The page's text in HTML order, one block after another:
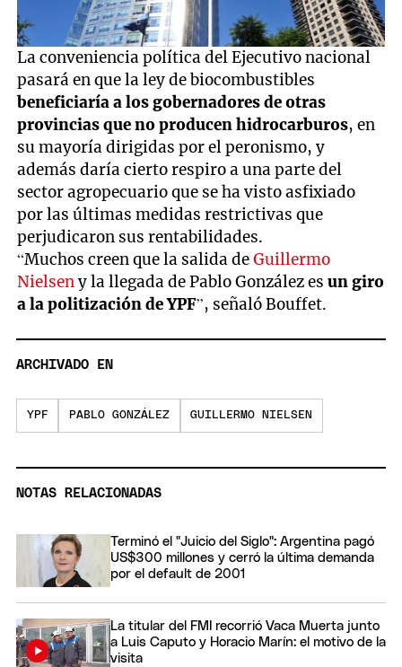
La conveniencia política del Ejecutivo nacional
pasará en que la ley de biocombustibles
beneficiaría a los gobernadores de otras
provincias que no producen hidrocarburos, en
su mayoría dirigidas por el peronismo, y
además daría cierto respiro a una parte del
sector agropecuario que se ha visto asfixiado
por las últimas medidas restrictivas que
perjudicaron sus rentabilidades.
“Muchos creen que la salida deGuillermo
Nielseny la llegada de Pablo González esun giro
a la politización de YPF”, señaló Bouffet.
ARCHIVADO EN
YPF PABLO GONZÁLEZ GUILLERMO NIELSEN
NOTAS RELACIONADAS
Terminó el "Juicio del Siglo": Argentina pagó
US$300 millones y cerró la última demanda
por el default de 2001
La titular del FMI recorrió Vaca Muerta junto
a Luis Caputo y Horacio Marín: el motivo de la
visita